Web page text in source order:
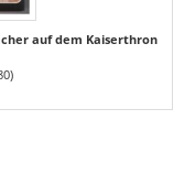
auf dem Kaiserthron